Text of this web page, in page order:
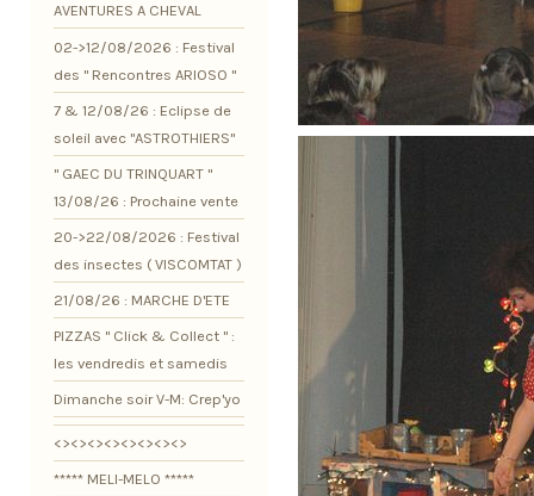
AVENTURES A CHEVAL
02->12/08/2026 : Festival
des " Rencontres ARIOSO "
7 & 12/08/26 : Eclipse de
soleil avec "ASTROTHIERS"
" GAEC DU TRINQUART "
13/08/26 : Prochaine vente
20->22/08/2026 : Festival
des insectes ( VISCOMTAT )
21/08/26 : MARCHE D'ETE
PIZZAS " Click & Collect " :
les vendredis et samedis
Dimanche soir V-M: Crep'yo
<><><><><><><><>
***** MELI-MELO *****